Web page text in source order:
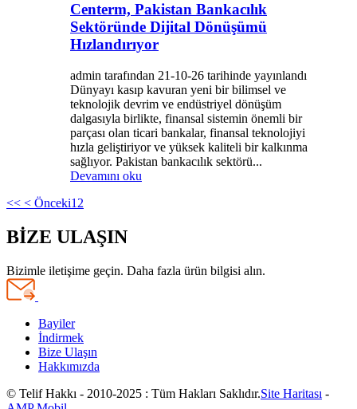
Centerm, Pakistan Bankacılık
Sektöründe Dijital Dönüşümü
Hızlandırıyor
admin tarafından 21-10-26 tarihinde yayınlandı
Dünyayı kasıp kavuran yeni bir bilimsel ve
teknolojik devrim ve endüstriyel dönüşüm
dalgasıyla birlikte, finansal sistemin önemli bir
parçası olan ticari bankalar, finansal teknolojiyi
hızla geliştiriyor ve yüksek kaliteli bir kalkınma
sağlıyor. Pakistan bankacılık sektörü...
Devamını oku
<< < Önceki1 2
BİZE ULAŞIN
Bizimle iletişime geçin. Daha fazla ürün bilgisi alın.
Bayiler
İndirmek
Bize Ulaşın
Hakkımızda
© Telif Hakkı - 2010-2025 : Tüm Hakları Saklıdır.Site Haritası -